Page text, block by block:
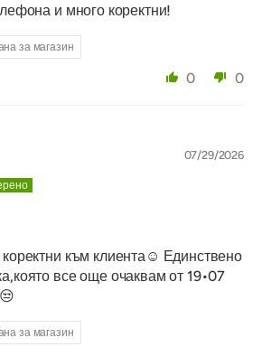
и много коректни!
за магазин
0 0
07/29/2026
към клиента☺️ Единствено
все още очаквам от 19•07
за магазин